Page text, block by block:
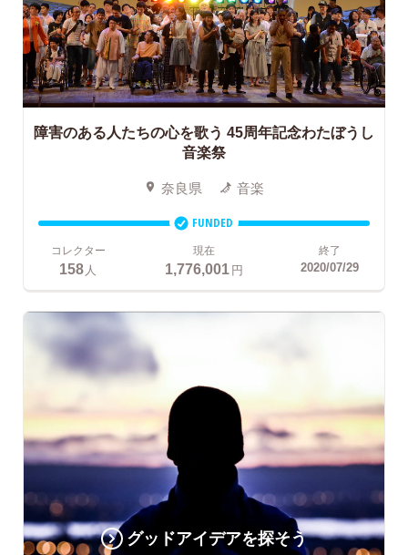
障害のある人たちの心を歌う 45周年記念わたぼうし
音楽祭
奈良県 音楽
FUNDED
コレクター
158 人
現在
1,776,001円
終了
2020/07/29
グッドアイデアを探そう